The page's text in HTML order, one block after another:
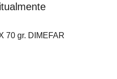
70 gr. DIMEFAR